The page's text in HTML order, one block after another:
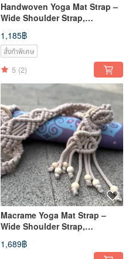
Handwoven Yoga Mat Strap –
Wide Shoulder Strap,
Comfortable & Non-Slip
1,185฿
สั่งทำพิเศษ
5 (2)
Macrame Yoga Mat Strap –
Wide Shoulder Strap,
Comfortable & Non-Slip
1,689฿